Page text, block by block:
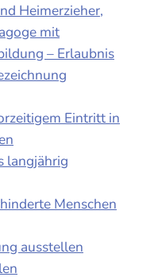
Heimerzieher,
mit
– Erlaubnis
Eintritt in
langjährig
Menschen
ausstellen